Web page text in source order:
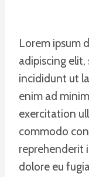
Lorem ipsum
adipiscing
incididunt ut
enim ad
exercitation
commodo
reprehenderit
dolore eu